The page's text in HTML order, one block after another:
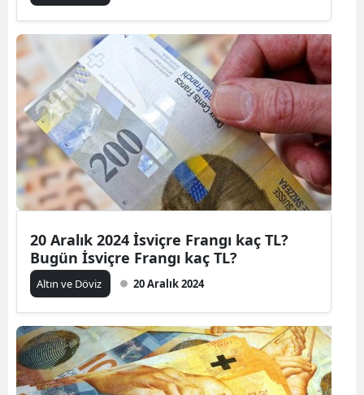
20 Aralık 2024 İsviçre Frangı kaç TL?
Bugün İsviçre Frangı kaç TL?
Altın ve Döviz 20 Aralık 2024